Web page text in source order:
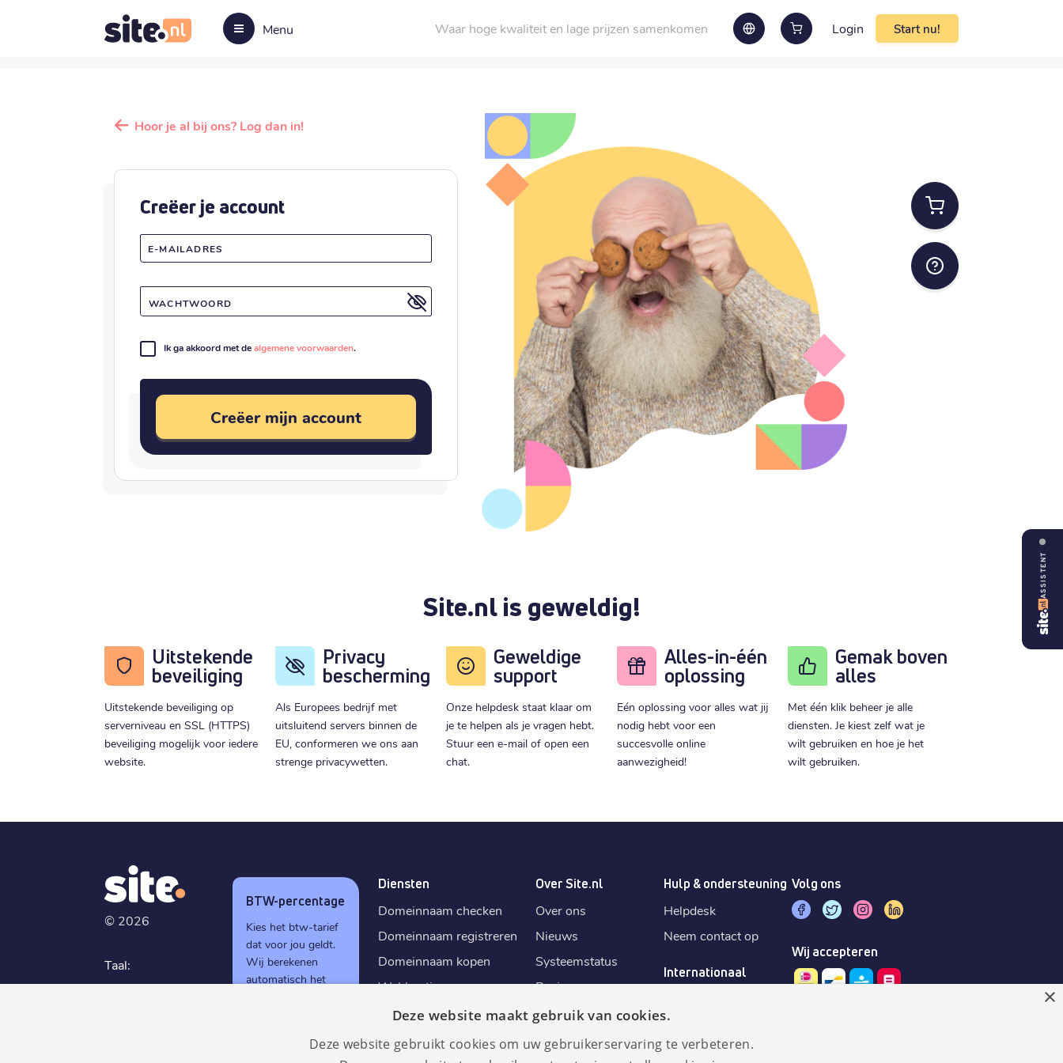
Menu Waar hoge kwaliteit en lage prijzen samenkomen Login Start nu!
Hoor je al bij ons? Log dan in!
Creëer je account
E-MAILADRES
WACHTWOORD
Ik ga akkoord met dealgemene voorwaarden.
Creëer mijn account
Site.nl is geweldig!
Uitstekende
beveiliging
Uitstekende beveiliging op
serverniveau en SSL (HTTPS)
beveiliging mogelijk voor iedere
website.
Privacy
bescherming
Als Europees bedrijf met
uitsluitend servers binnen de
EU, conformeren we ons aan
strenge privacywetten.
Geweldige
support
Onze helpdesk staat klaar om
je te helpen als je vragen hebt.
Stuur een e-mail of open een
chat.
Alles-in-één
oplossing
Eén oplossing voor alles wat jij
nodig hebt voor een
succesvolle online
aanwezigheid!
Gemak boven
alles
Met één klik beheer je alle
diensten. Je kiest zelf wat je
wilt gebruiken en hoe je het
wilt gebruiken.
© 2026
Taal:
Nederlands
BTW-percentage
Kies het btw-tarief
dat voor jou geldt.
Wij berekenen
automatisch het
Diensten
Domeinnaam checken
Domeinnaam registreren
Domeinnaam kopen
Webhosting
E-mail aanmaken
SSL certificaat
Over Site.nl
Over ons
Nieuws
Systeemstatus
Reviews
Algemene
Fair use policy
Hulp & ondersteuning
Helpdesk
Neem contact op
Internationaal
Site.
Site.fr
Volg ons
Wij accepteren
ASSISTENT
×
Deze website maakt gebruik van cookies.
Deze website gebruikt cookies om uw gebruikerservaring te verbeteren.